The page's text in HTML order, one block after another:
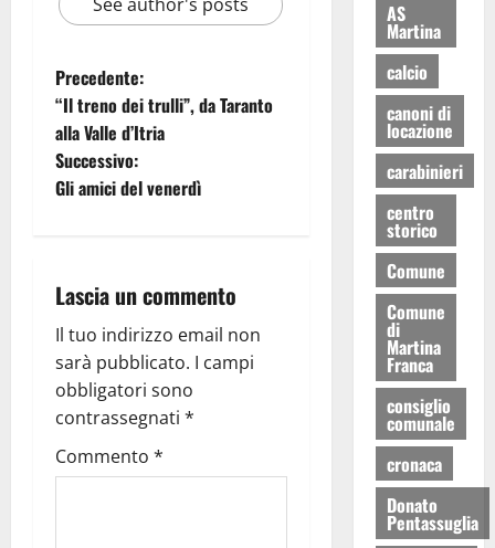
Precedente:
“Il treno dei trulli”, da Taranto
alla Valle d’Itria
Successivo:
Gli amici del venerdì
Lascia un commento
Il tuo indirizzo email non
sarà pubblicato. I campi
obbligatori sono
contrassegnati *
Commento *
AS
Martina
calcio
canoni di
locazione
carabinieri
centro
storico
Comune
Comune
di
Martina
Franca
consiglio
comunale
cronaca
Donato
Pentassuglia